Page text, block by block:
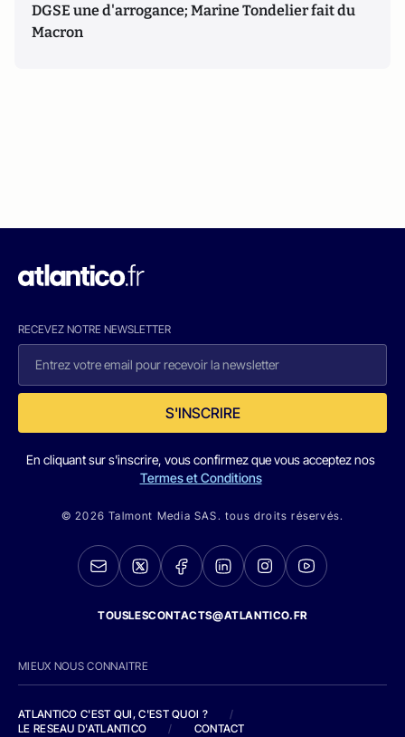
DGSE une d'arrogance; Marine Tondelier fait du
Macron
RECEVEZ NOTRE NEWSLETTER
S'INSCRIRE
En cliquant sur s'inscrire, vous confirmez que vous acceptez nos
Termes et Conditions
© 2026 Talmont Media SAS. tous droits réservés.
TOUSLESCONTACTS@ATLANTICO.FR
MIEUX NOUS CONNAITRE
ATLANTICO C'EST QUI, C'EST QUOI ?
/
LE RESEAU D'ATLANTICO
/ CONTACT